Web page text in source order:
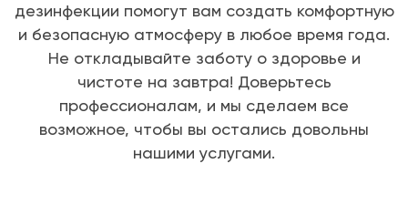
дезинфекции помогут вам создать комфортную
и безопасную атмосферу в любое время года.
Не откладывайте заботу о здоровье и
чистоте на завтра! Доверьтесь
профессионалам, и мы сделаем все
возможное, чтобы вы остались довольны
нашими услугами.